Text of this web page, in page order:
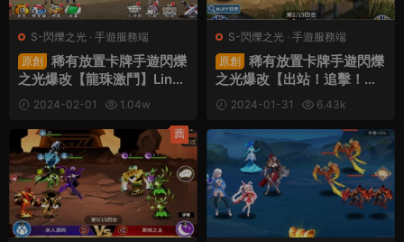
S-閃爍之光 · 手遊服務端
原創
稀有放置卡牌手遊閃爍
之光爆改【龍珠激鬥】Linux
手工端+安卓蘋果雙端+GM
配套物品後台+架設教程
2024-02-01
1.04w
S-閃爍之光 · 手遊服務端
原創
稀有放置卡牌手遊閃爍
之光爆改【出站！追擊！】
幻獸天使聯盟Linux手工端
+安卓+GM配套物品後台
+架設教程
2024-01-31
6.43k
薦